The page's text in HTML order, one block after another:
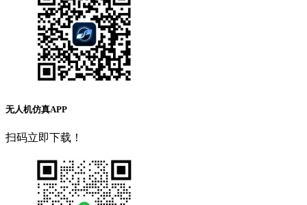
无人机仿真APP
扫码立即下载！